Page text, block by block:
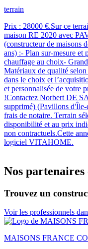
terrain
Prix : 28000 €.Sur ce
maison RE 2020 avec
(constructeur de maisons
ans) :- Plan sur-mesure et
chauffage au choix-
Matériaux de qualité
dans le choix et
et personnalisée de votre
!Contactez Norbert DE
supprimé) (Pavillons
frais de notaire. Terrain
disponibilité et au prix
non contractuels.Cette
logiciel VITAHOME.
Nos partenaires
Trouvez un
Voir les professionnels
MAISONS FRANCE